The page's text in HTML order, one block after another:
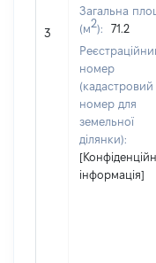
3
Загальна
(м2):
71.2
номер
(кадастровий
номер для
земельної
ділянки):
інформація]